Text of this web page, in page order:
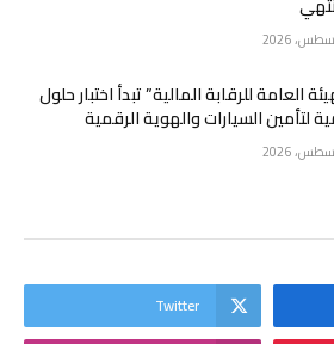
العامة للرقابة المالية” تبدأ اختبار حلول
لتأمين السيارات والهوية الرقمية
Twitter